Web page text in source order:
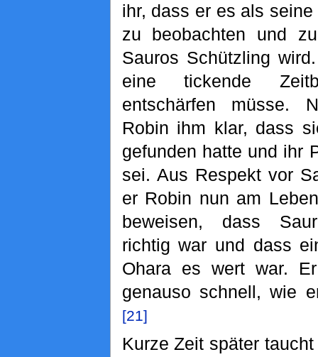
ihr, dass er es als
zu beobachten und
Sauros Schützling
eine tickende
entschärfen müsse.
Robin ihm klar, dass
gefunden hatte und ihr
sei. Aus Respekt vor
er Robin nun am
beweisen, dass
richtig war und dass
Ohara es wert war.
genauso schnell, wie
[21]
Kurze Zeit später